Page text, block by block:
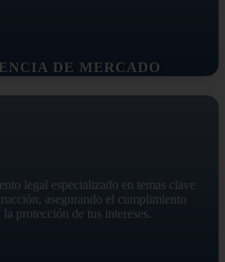
DE MERCADO
legal especializado en temas clave
asegurando el cumplimiento
protección de tus intereses.